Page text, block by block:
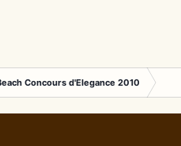
Concours d'Elegance 2010